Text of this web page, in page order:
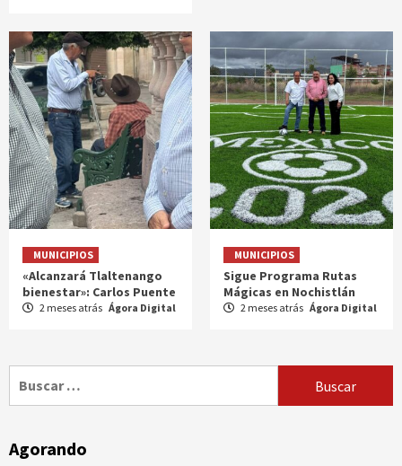
MUNICIPIOS
«Alcanzará Tlaltenango
bienestar»: Carlos Puente
2 meses atrás Ágora Digital
MUNICIPIOS
Sigue Programa Rutas
Mágicas en Nochistlán
2 meses atrás Ágora Digital
Agorando